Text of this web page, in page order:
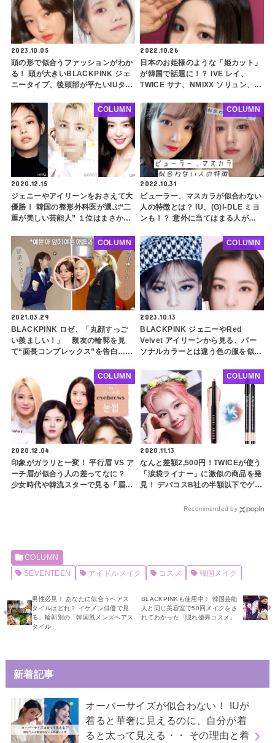
2023.10.05
頭の形で似合うファッションがわか
る！ 頭が大きいBLACKPINK ジェ
ニータイプ、後頭部が平たいIUタイ
イリングを紹介
2022.10.26
日本のお姫様のような「姫カット」
が韓国で話題に！？ IVE レイ、
TWICE サナ、NMIXX ソリュン、ス
イルを特集します
2020.12.15
ジェニーやアイリーンをおさえて大
優勝！ 韓国の整形外科医が選ぶ“二
重が美しい芸能人” １位はまさかの
意外な結果にビックリ
COLUMN
2022.10.31
ビューラー、マスカラが似合わない
人の特徴とは？ IU、(G)I-DLE ミヨ
ンも！？ 意外に当てはまる人が多
介
COLUMN
2021.03.29
BLACKPINK ロゼ、「丸顔すっご
い羨ましい！」 親友の輪郭を見
て“面長コンプレックス”を告白…美
COLUMN
2023.10.13
BLACKPINK ジェニーやRed
Velvet アイリーンから見る、パー
ソナルカラーとは違う色の服を似合
を押さえるだけでどんな色の服も着
こなせます
COLUMN
2020.12.04
印象がガラリと一変！ 平行眉 VS ア
ーチ眉が似合う人の差ってなに？
少女時代や韓流スターで見る「眉毛
COLUMN
2020.11.13
なんと差額2,500円！TWICEが使う
「涙袋ライナー」に激似の商品を発
見！ デパコスB社の半額以下でゲッ
COLUMN
Recommended by
COLUMN
SEVENTEEN
アイドルメイク コスメ 韓国メイク
男性必見！ あなたに似合うヘアス
タイルはどれ？ イケメン俳優で見
る、輪郭別の「韓国風メンズヘアス
タイル」
BLACKPINKも使用中！ 韓国芸能
人と同じ美容室で50回メイクをさ
れてわかった「隠れ優秀コスメ」
新着記事
オーバーサイズが似合わない！ IUが
着ると華奢に見えるのに、自分が着
ると太って見える・・ その理由と着